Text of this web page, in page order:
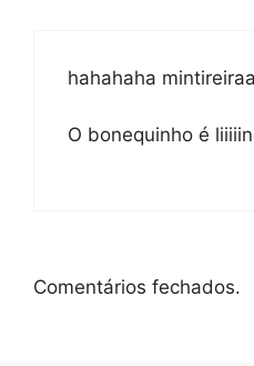
hahahaha
O bonequinho é
Comentários fechados.